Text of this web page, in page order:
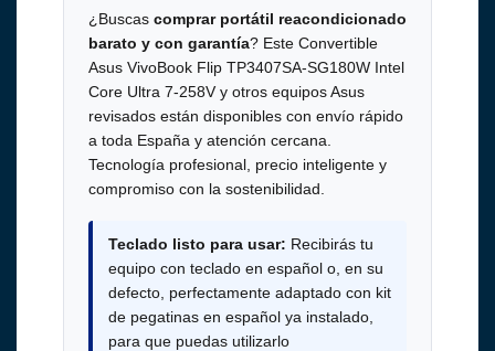
¿Buscas comprar portátil reacondicionado
barato y con garantía? Este Convertible
Asus VivoBook Flip TP3407SA-SG180W Intel
Core Ultra 7-258V y otros equipos Asus
revisados están disponibles con envío rápido
a toda España y atención cercana.
Tecnología profesional, precio inteligente y
compromiso con la sostenibilidad.
Teclado listo para usar: Recibirás tu
equipo con teclado en español o, en su
defecto, perfectamente adaptado con kit
de pegatinas en español ya instalado,
para que puedas utilizarlo